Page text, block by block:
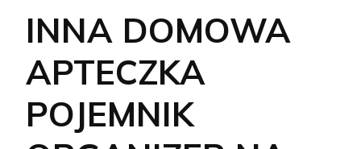
INNA DOMOWA
APTECZKA
POJEMNIK